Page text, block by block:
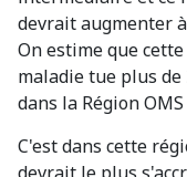
devrait augmenter
On estime que cette
maladie tue plus
dans la Région
C'est dans cette